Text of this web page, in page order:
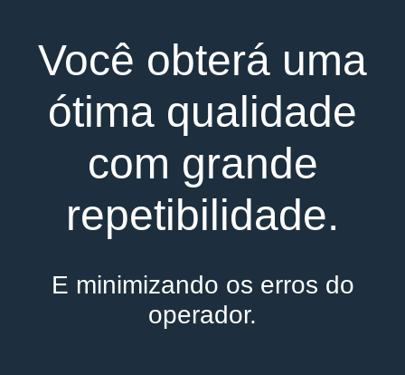
Você obterá uma
ótima qualidade
com grande
repetibilidade.
E minimizando os erros do
operador.